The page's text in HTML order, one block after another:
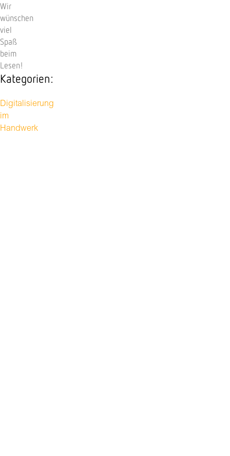
Wir
wünschen
viel
Spaß
beim
Lesen!
Kategorien:
Digitalisierung
im
Handwerk